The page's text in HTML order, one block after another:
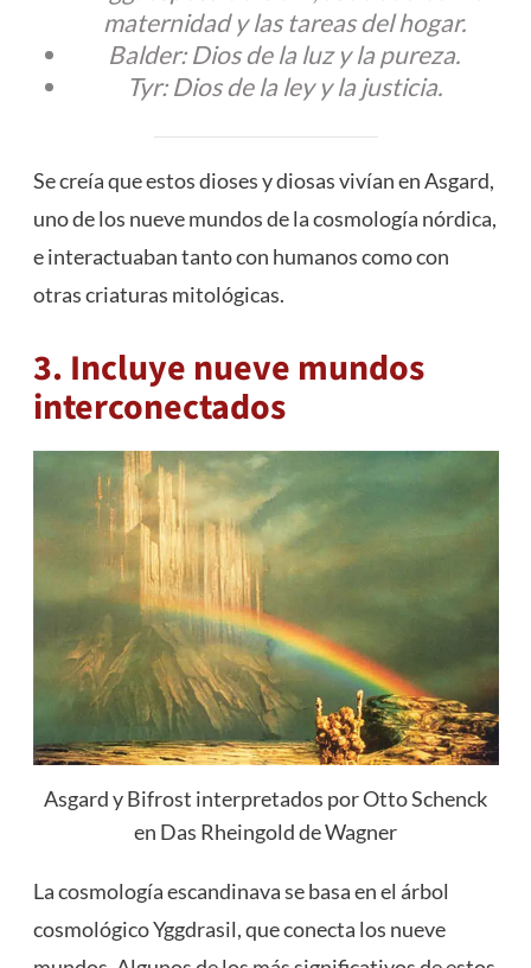
maternidad y las tareas del hogar.
Balder: Dios de la luz y la pureza.
Tyr: Dios de la ley y la justicia.
Se creía que estos dioses y diosas vivían en Asgard,
uno de los nueve mundos de la cosmología nórdica,
e interactuaban tanto con humanos como con
otras criaturas mitológicas.
3. Incluye nueve mundos
interconectados
Asgard y Bifrost interpretados por Otto Schenck
en Das Rheingold de Wagner
La cosmología escandinava se basa en el árbol
cosmológico Yggdrasil, que conecta los nueve